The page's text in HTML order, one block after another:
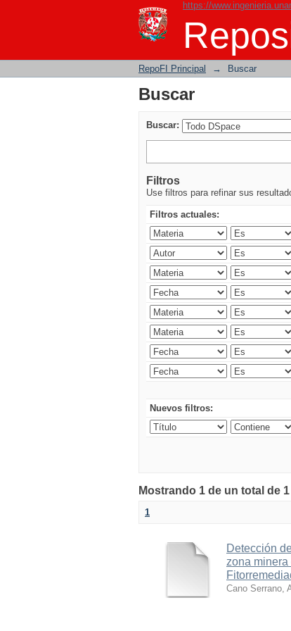
https://
Buscar
RepoFI Principal → Buscar
Buscar
Buscar:
Filtros
Use filtros para refinar sus
Filtros actuales:
Nuevos filtros:
Mostrando 1 de un total de
1
Detección
zona
Cano Serrano,